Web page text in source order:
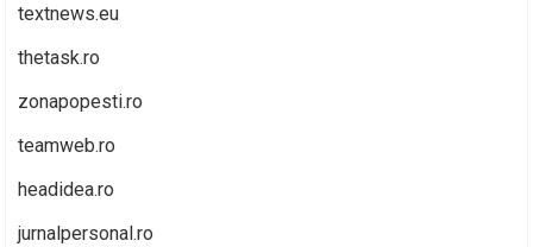
textnews.eu
thetask.ro
zonapopesti.ro
teamweb.ro
headidea.ro
jurnalpersonal.ro